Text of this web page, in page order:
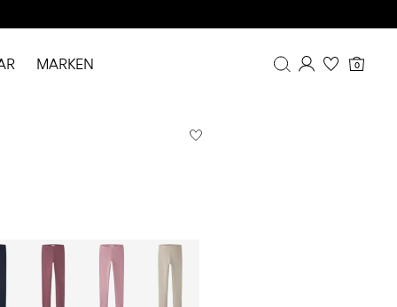
0
MARKEN